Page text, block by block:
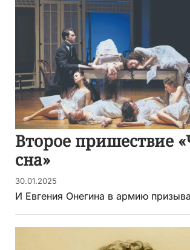
Второе пришествие
сна»
30.01.2025
И Евгения Онегина в армию